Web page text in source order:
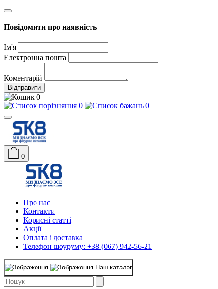
Повідомити про наявність
Ім'я
Електронна пошта
Коментарій
Відправити
0
0
0
0
Про нас
Контакти
Корисні статті
Акції
Оплата і доставка
Телефон шоуруму: +38 (067) 942-56-21
Наш каталог